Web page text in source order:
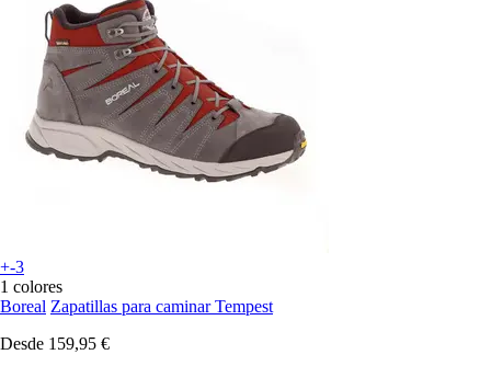
+-3
1 colores
Boreal Zapatillas para caminar Tempest
Desde 159,95 €